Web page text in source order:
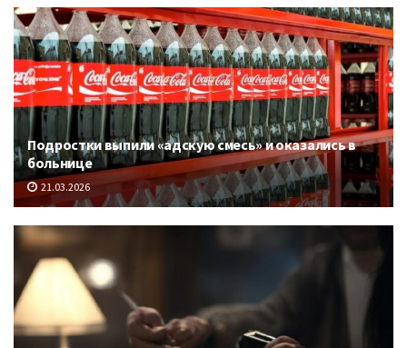
Подростки выпили «адскую смесь» и оказались в
больнице
21.03.2026